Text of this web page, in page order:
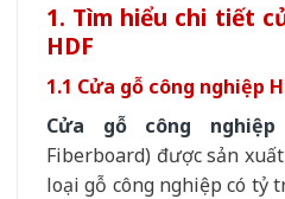
1. Tìm hiểu chi tiết
HDF
1.1 Cửa gỗ công nghiệp
Cửa gỗ công nghiệp
Fiberboard) được sản
loại gỗ công nghiệp có tỷ